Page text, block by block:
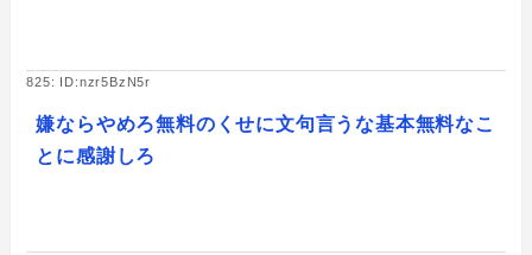
825: ID:nzr5BzN5r
嫌ならやめろ無料のくせに文句言うな基本無料なこ
とに感謝しろ